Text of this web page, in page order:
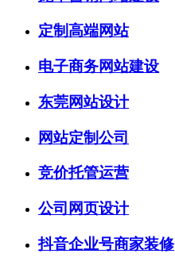
定制高端网站
电子商务网站建设
东莞网站设计
网站定制公司
竞价托管运营
公司网页设计
抖音企业号商家装修